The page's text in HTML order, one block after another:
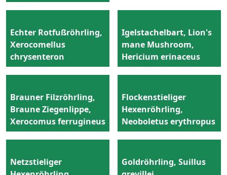
Echter Rotfußröhrling,
Xerocomellus
chrysenteron
Igelstachelbart, Lion's
mane Mushroom,
Hericium erinaceus
Brauner Filzröhrling,
Braune Ziegenlippe,
Xerocomus ferrugineus
Flockenstieliger
Hexenröhrling,
Neoboletus erythropus
Netzstieliger
Goldröhrling, Suillus